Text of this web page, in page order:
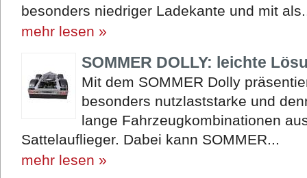
besonders niedriger Ladekante und mit
mehr lesen »
SOMMER DOLLY: leichte
Mit dem SOMMER Dolly
besonders nutzlaststarke und
lange Fahrzeugkombinationen
Sattelauflieger. Dabei kann SOMMER...
mehr lesen »